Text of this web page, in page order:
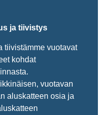
ja tiivistys
tiivistämme vuotavat
kohdat
vuotavan
aluskatteen osia ja